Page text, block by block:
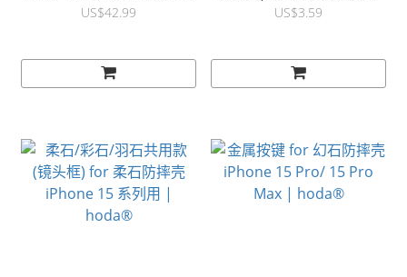
防摔保护壳 | hoda®
US$42.99
星S23 Ultra/ S23+通用 |
US$3.59